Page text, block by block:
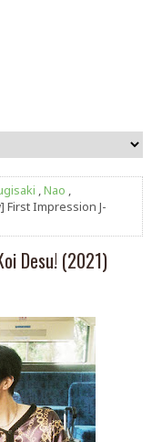
,Nao ,
First Impression J-
Desu! (2021)